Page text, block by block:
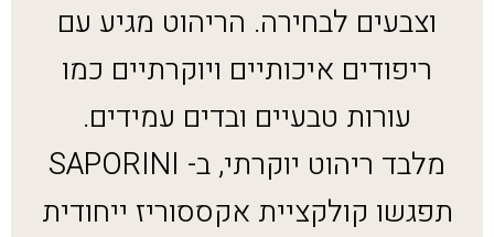
וצבעים לבחירה. הריהוט מגיע עם
ריפודים איכותיים ויוקרתיים כמו
עורות טבעיים ובדים עמידים.
מלבד ריהוט יוקרתי, ב- SAPORINI
תפגשו קולקציית אקססוריז ייחודית